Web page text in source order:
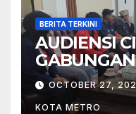
BERITA TERKINI
AUDIENSI
BERSAMA
OCTOBER 27,
KOTA METRO